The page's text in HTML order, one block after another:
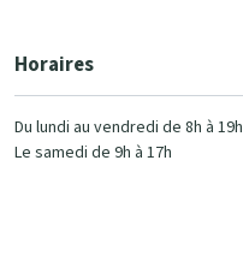
Horaires
Du lundi au vendredi de 8h à 19h
Le samedi de 9h à 17h